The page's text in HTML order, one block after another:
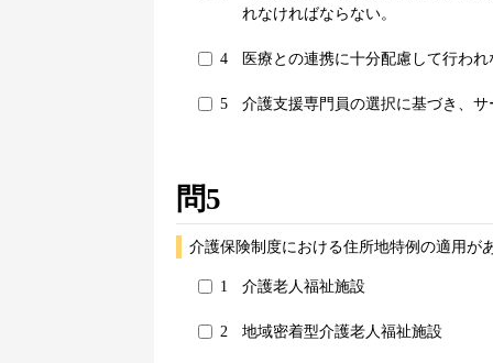
れなければならない。
4 医療との連携に十分配慮して行わ
5 介護支援専門員の選択に基づき、
問5
介護保険制度における住所地特例の適用が
1 介護老人福祉施設
2 地域密着型介護老人福祉施設